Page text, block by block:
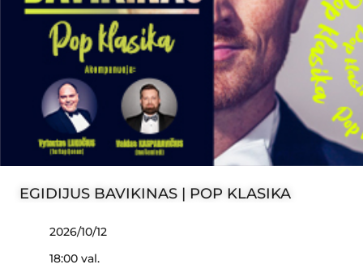
EGIDIJUS BAVIKINAS | POP KLASIKA
2026/10/12
18:00 val.